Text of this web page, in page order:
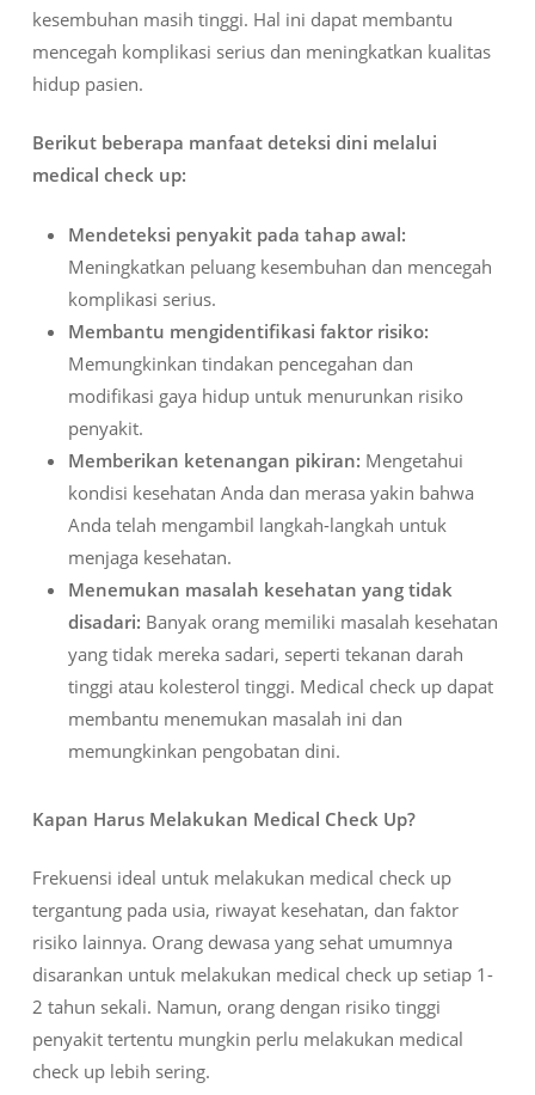
kesembuhan masih tinggi. Hal ini dapat membantu
mencegah komplikasi serius dan meningkatkan kualitas
hidup pasien.
Berikut beberapa manfaat deteksi dini melalui
medical check up:
Mendeteksi penyakit pada tahap awal:
Meningkatkan peluang kesembuhan dan mencegah
komplikasi serius.
Membantu mengidentifikasi faktor risiko:
Memungkinkan tindakan pencegahan dan
modifikasi gaya hidup untuk menurunkan risiko
penyakit.
Memberikan ketenangan pikiran: Mengetahui
kondisi kesehatan Anda dan merasa yakin bahwa
Anda telah mengambil langkah-langkah untuk
menjaga kesehatan.
Menemukan masalah kesehatan yang tidak
disadari: Banyak orang memiliki masalah kesehatan
yang tidak mereka sadari, seperti tekanan darah
tinggi atau kolesterol tinggi. Medical check up dapat
membantu menemukan masalah ini dan
memungkinkan pengobatan dini.
Kapan Harus Melakukan Medical Check Up?
Frekuensi ideal untuk melakukan medical check up
tergantung pada usia, riwayat kesehatan, dan faktor
risiko lainnya. Orang dewasa yang sehat umumnya
disarankan untuk melakukan medical check up setiap 1-
2 tahun sekali. Namun, orang dengan risiko tinggi
penyakit tertentu mungkin perlu melakukan medical
check up lebih sering.